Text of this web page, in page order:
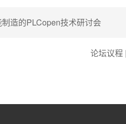
造的PLCopen技术研讨会
论坛议程